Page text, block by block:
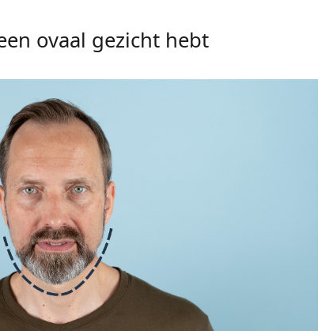
ovaal gezicht hebt